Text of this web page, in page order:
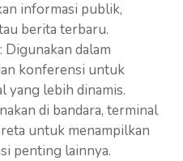
informasi publik,
berita terbaru.
dalam
konferensi untuk
yang lebih dinamis.
di bandara, terminal
untuk menampilkan
penting lainnya.